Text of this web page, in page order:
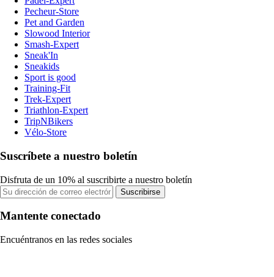
Pecheur-Store
Pet and Garden
Slowood Interior
Smash-Expert
Sneak'In
Sneakids
Sport is good
Training-Fit
Trek-Expert
Triathlon-Expert
TripNBikers
Vélo-Store
Suscríbete a nuestro boletín
Disfruta de un 10% al suscribirte a nuestro boletín
Suscribirse
Mantente conectado
Encuéntranos en las redes sociales